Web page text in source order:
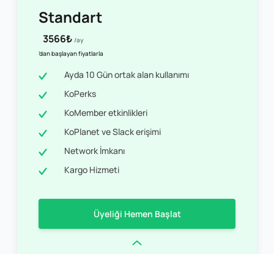
Standart
3566₺ /ay
’dan başlayan fiyatlarla
Ayda 10 Gün ortak alan kullanımı
KoPerks
KoMember etkinlikleri
KoPlanet ve Slack erişimi
Network İmkanı
Kargo Hizmeti
Üyeliği Hemen Başlat